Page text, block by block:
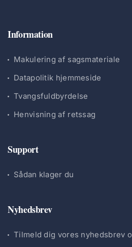
Information
Makulering af sagsmateriale
Datapolitik hjemmeside
Tvangsfuldbyrdelse
Henvisning af retssag
Support
Sådan klager du
Nyhedsbrev
Tilmeld dig vores nyhedsbrev